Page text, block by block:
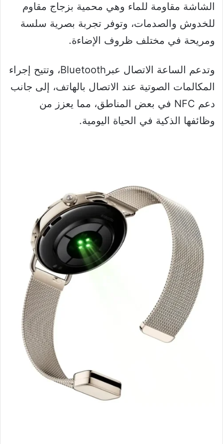
الشاشة مقاومة للماء وهي محمية بزجاج مقاوم
للخدوش والصدمات، وتوفر تجربة بصرية سلسة
ومريحة في مختلف ظروف الإضاءة.
وتدعم الساعة الاتصال عبرBluetooth، وتتيح إجراء
المكالمات الصوتية عند الاتصال بالهاتف، إلى جانب
دعم NFC في بعض المناطق، مما يعزز من
وظائفها الذكية في الحياة اليومية.